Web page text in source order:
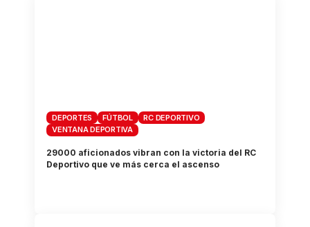
DEPORTES FÚTBOL
RC DEPORTIVO
VENTANA DEPORTIVA
29000 aficionados vibran con la victoria del RC
Deportivo que ve más cerca el ascenso